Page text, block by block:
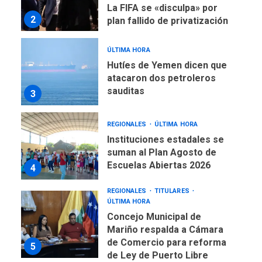
2
La FIFA se «disculpa» por
plan fallido de privatización
3
ÚLTIMA HORA
Hutíes de Yemen dicen que
atacaron dos petroleros
sauditas
4
REGIONALES ÚLTIMA HORA
Instituciones estadales se
suman al Plan Agosto de
Escuelas Abiertas 2026
5
REGIONALES
TITULARES
ÚLTIMA HORA
Concejo Municipal de
Mariño respalda a Cámara
de Comercio para reforma
de Ley de Puerto Libre